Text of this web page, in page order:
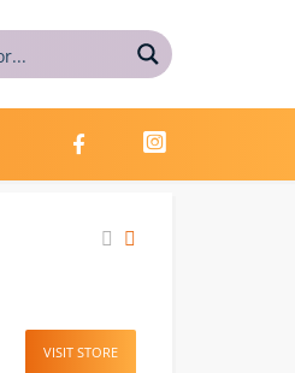
VISIT STORE